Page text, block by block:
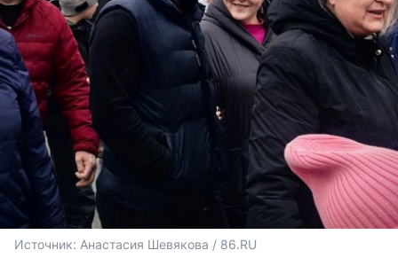
Источник: Анастасия Шевякова / 86.RU